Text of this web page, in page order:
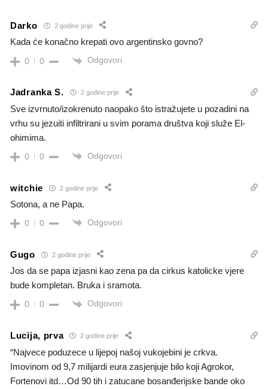
Darko 2 godine prije
Kada će konačno krepati ovo argentinsko govno?
0 0 Odgovori
Jadranka S. 2 godine prije
Sve izvrnuto/izokrenuto naopako što istražujete u pozadini na
vrhu su jezuiti infiltrirani u svim porama društva koji služe El-
ohimima.
0 0 Odgovori
witchie 2 godine prije
Sotona, a ne Papa.
0 0 Odgovori
Gugo 2 godine prije
Jos da se papa izjasni kao zena pa da cirkus katolicke vjere
bude kompletan. Bruka i sramota.
0 0 Odgovori
Lucija, prva 2 godine prije
“Najvece poduzece u lijepoj našoj vukojebini je crkva.
Imovinom od 9,7 milijardi eura zasjenjuje bilo koji Agrokor,
Fortenovi itd…Od 90 tih i zatucane bosanđerijske bande oko